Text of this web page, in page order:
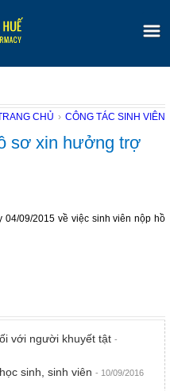
CHỦ › CÔNG TÁC SINH VIÊN
sơ xin hưởng trợ
04/09/2015 về việc sinh viên nộp hồ
với người khuyết tật -
sinh, sinh viên - 10/09/2016